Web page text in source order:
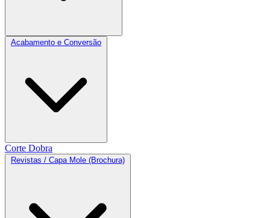
Acabamento e Conversão
Corte Dobra
Revistas / Capa Mole (Brochura)